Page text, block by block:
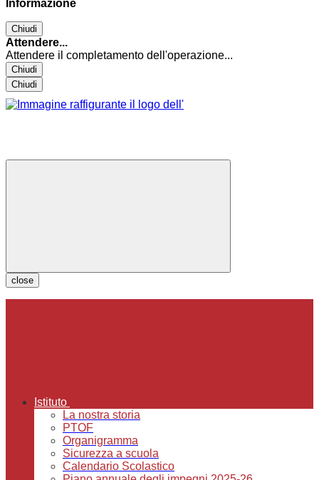
Informazione
Chiudi
Attendere...
Attendere il completamento dell'operazione...
Chiudi
Chiudi
close
Istituto
La nostra storia
PTOF
Organigramma
Sicurezza a scuola
Calendario Scolastico